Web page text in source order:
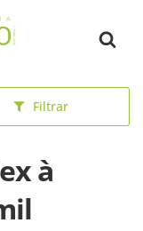
Filtrar
à